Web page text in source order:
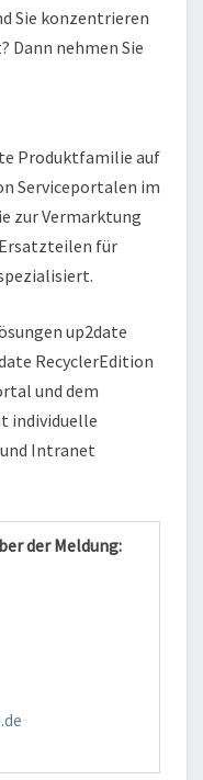
Sie konzentrieren
Dann nehmen Sie
Produktfamilie auf
Serviceportalen im
zur Vermarktung
für
up2date
RecyclerEdition
und dem
individuelle
Intranet
der Meldung: